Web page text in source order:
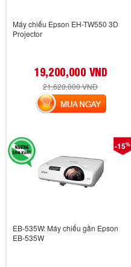
Máy chiếu Epson EH-TW550 3D
Projector
19,200,000 VND
21,620,000 VND
MUA NGAY
-15%
EB-535W: Máy chiếu gần Epson
EB-535W